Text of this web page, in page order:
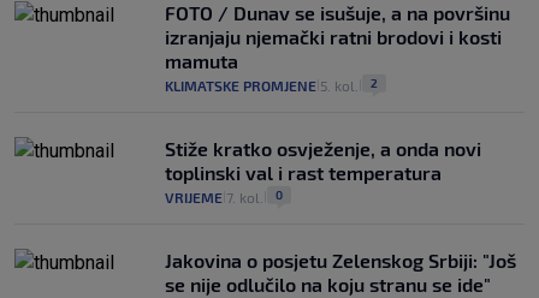
FOTO / Dunav se isušuje, a na površinu
izranjaju njemački ratni brodovi i kosti
mamuta
KLIMATSKE PROMJENE 5. kol. 2
Stiže kratko osvježenje, a onda novi
toplinski val i rast temperatura
VRIJEME 7. kol. 0
Jakovina o posjetu Zelenskog Srbiji: "Još
se nije odlučilo na koju stranu se ide"